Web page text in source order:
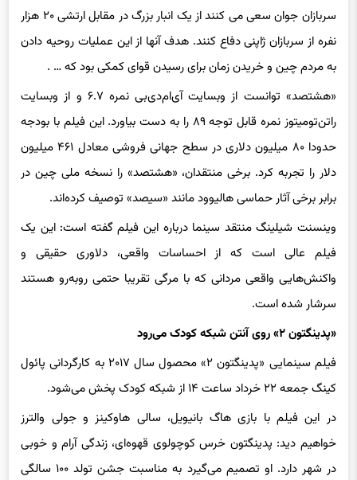
سربازان جوان سعی می کنند از یک انبار بزرگ در مقابل ارتشی ۲۰ هزار
نفره از سربازان ژاپنی دفاع کنند. هدف آنها از این عملیات روحیه دادن
به مردم چین و خریدن زمان برای رسیدن قوای کمکی بود که … .
«هشتصد» توانست از وبسایت آی‌ام‌دی‌بی نمره ۶.۷ و از وبسایت
راتن‌تومیتوز نمره قابل توجه ۸۹ را به دست بیاورد. این فیلم با بودجه
حدودا ۸۰ میلیون دلاری در سطح جهانی فروشی معادل ۴۶۱ میلیون
دلار را تجربه کرد. برخی منتقدان، «هشتصد» را نسخه ملی چین در
برابر برخی آثار حماسی هالیوود مانند «سیصد» توصیف کرده‌اند.
وینسنت شیلینگ منتقد سینما درباره این فیلم گفته است: این یک
فیلم عالی است که از احساسات واقعی، دلاوری حقیقی و
واکنش‌هایی واقعی مردانی که با مرگی تقریبا حتمی روبه‌رو هستند
سرشار شده است.
«پدینگتون ۲» روی آنتن شبکه کودک می‌رود
فیلم سینمایی «پدینگتون ۲» محصول سال ۲۰۱۷ به کارگردانی پائول
کینگ جمعه ۲۲ خرداد ساعت ۱۴ از شبکه کودک پخش می‌شود.
در این فیلم با بازی هاگ بانیویل، سالی هاوکینز و جولی والترز
خواهیم دید: پدینگتون خرس کوچولوی قهوه‌ای، زندگی آرام و خوبی
در شهر دارد. او تصمیم می‌گیرد به مناسبت جشن تولد ۱۰۰ سالگی